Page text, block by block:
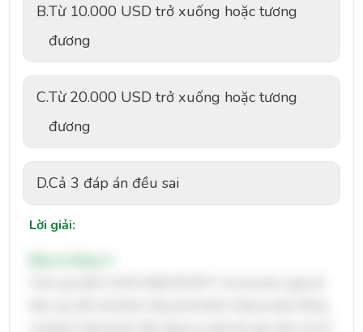
B.Từ 10.000 USD trở xuống hoặc tương
đương
C.Từ 20.000 USD trở xuống hoặc tương
đương
D.Cả 3 đáp án đều sai
Lời giải: